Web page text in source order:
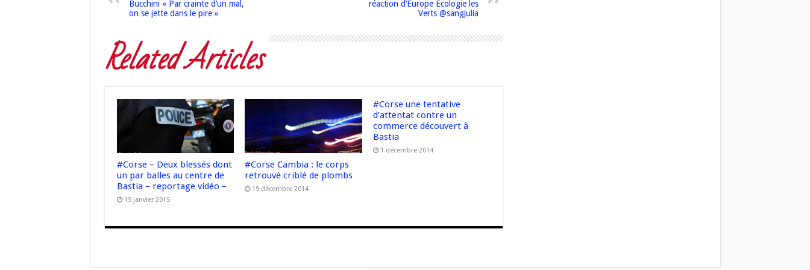
Bucchini « Par crainte d’un mal,
on se jette dans le pire »
réaction d’Europe Ecologie les
Verts @sangjulia
Related Articles
#Corse – Deux blessés dont
un par balles au centre de
Bastia – reportage vidéo –
15 janvier 2015
#Corse Cambia : le corps
retrouvé criblé de plombs
19 décembre 2014
#Corse une tentative
d’attentat contre un
commerce découvert à
Bastia
1 décembre 2014